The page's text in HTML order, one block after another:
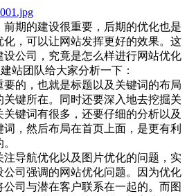
期的建设很重要，后期的优化也是
，可以让网站发挥更好的效果。这
设公司
，究竟是怎么样进行网站优化
站团队给大家分析一下：
的，也就是标题以及关键词的布局
键所在。同时还要深入地去挖掘关
键词有很多，还要仔细的分析以及
，然后布局在首页上面，是更有利
导航优化以及图片优化的问题，实
公司 强调的网站优化问题。因为优化
司与潜在客户联系在一起的。而图